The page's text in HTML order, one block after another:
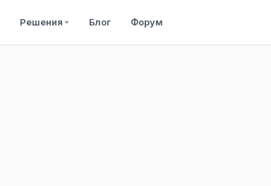
Решения Блог Форум